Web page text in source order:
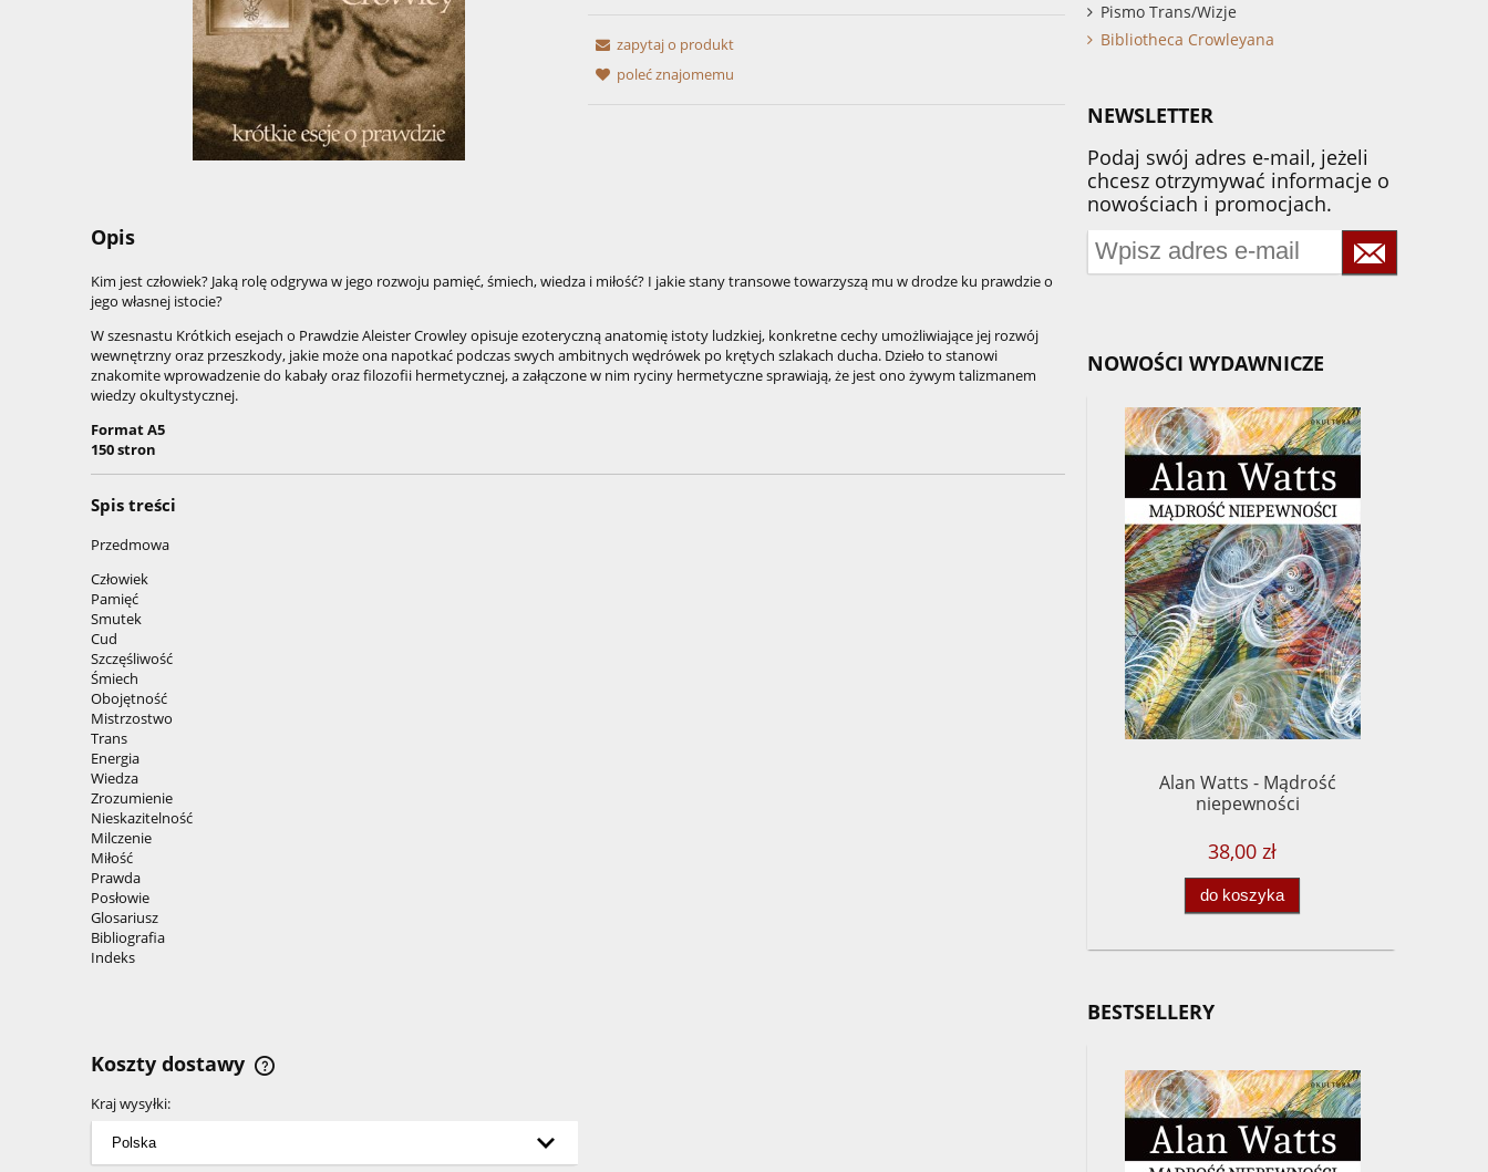
zapytaj o produkt
poleć znajomemu
Opis
Kim jest człowiek? Jaką rolę odgrywa w jego rozwoju pamięć, śmiech, wiedza i miłość? I jakie stany transowe towarzyszą mu w drodze ku prawdzie o
jego własnej istocie?
W szesnastu Krótkich esejach o Prawdzie Aleister Crowley opisuje ezoteryczną anatomię istoty ludzkiej, konkretne cechy umożliwiające jej rozwój
wewnętrzny oraz przeszkody, jakie może ona napotkać podczas swych ambitnych wędrówek po krętych szlakach ducha. Dzieło to stanowi
znakomite wprowadzenie do kabały oraz filozofii hermetycznej, a załączone w nim ryciny hermetyczne sprawiają, że jest ono żywym talizmanem
wiedzy okultystycznej.
Format A5
150 stron
Spis treści
Przedmowa
Człowiek
Pamięć
Smutek
Cud
Szczęśliwość
Śmiech
Obojętność
Mistrzostwo
Trans
Energia
Wiedza
Zrozumienie
Nieskazitelność
Milczenie
Miłość
Prawda
Posłowie
Glosariusz
Bibliografia
Indeks
Koszty dostawy
Kraj wysyłki:
Pismo Trans/Wizje
Bibliotheca Crowleyana
NEWSLETTER
Podaj swój adres e-mail, jeżeli
chcesz otrzymywać informacje o
nowościach i promocjach.
NOWOŚCI WYDAWNICZE
Alan Watts - Mądrość
niepewności
38,00 zł
do koszyka
BESTSELLERY